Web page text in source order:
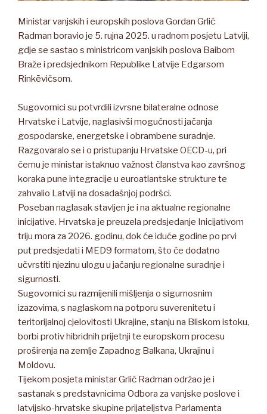
Ministar vanjskih i europskih poslova Gordan Grlić
Radman boravio je 5. rujna 2025. u radnom posjetu Latviji,
gdje se sastao s ministricom vanjskih poslova Baibom
Braže i predsjednikom Republike Latvije Edgarsom
Rinkēvičsom.
Sugovornici su potvrdili izvrsne bilateralne odnose
Hrvatske i Latvije, naglasivši mogućnosti jačanja
gospodarske, energetske i obrambene suradnje.
Razgovaralo se i o pristupanju Hrvatske OECD-u, pri
čemu je ministar istaknuo važnost članstva kao završnog
koraka pune integracije u euroatlantske strukture te
zahvalio Latviji na dosadašnjoj podršci.
Poseban naglasak stavljen je i na aktualne regionalne
inicijative. Hrvatska je preuzela predsjedanje Inicijativom
triju mora za 2026. godinu, dok će iduće godine po prvi
put predsjedati i MED9 formatom, što će dodatno
učvrstiti njezinu ulogu u jačanju regionalne suradnje i
sigurnosti.
Sugovornici su razmijenili mišljenja o sigurnosnim
izazovima, s naglaskom na potporu suverenitetu i
teritorijalnoj cjelovitosti Ukrajine, stanju na Bliskom istoku,
borbi protiv hibridnih prijetnji te europskom procesu
proširenja na zemlje Zapadnog Balkana, Ukrajinu i
Moldovu.
Tijekom posjeta ministar Grlić Radman održao je i
sastanak s predstavnicima Odbora za vanjske poslove i
latvijsko-hrvatske skupine prijateljstva Parlamenta